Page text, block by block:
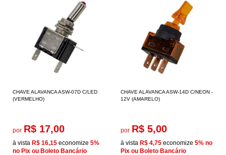
CHAVE ALAVANCA ASW-07D C/LED
(VERMELHO)
por R$ 17,00
à vista R$ 16,15 economize 5%
no Pix ou Boleto Bancário
CHAVE ALAVANCA ASW-14D C/NEON -
12V (AMARELO)
por R$ 5,00
à vista R$ 4,75 economize 5% no
Pix ou Boleto Bancário